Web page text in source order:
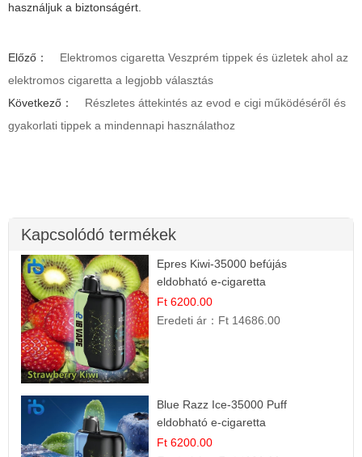
használjuk a biztonságért.
Előző：
Elektromos cigaretta Veszprém tippek és üzletek ahol az
elektromos cigaretta a legjobb választás
Következő：
Részletes áttekintés az evod e cigi működéséről és
gyakorlati tippek a mindennapi használathoz
Kapcsolódó termékek
Epres Kiwi-35000 befújás
eldobható e-cigaretta
Ft 6200.00
Eredeti ár： Ft 14686.00
Blue Razz Ice-35000 Puff
eldobható e-cigaretta
Ft 6200.00